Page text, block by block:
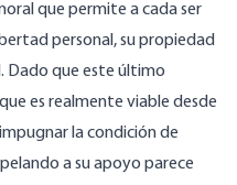
que permite a cada ser
personal, su propiedad
Dado que este último
es realmente viable desde
la condición de
a su apoyo parece